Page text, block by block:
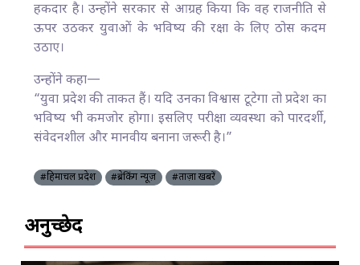
हकदार है। उन्होंने सरकार से आग्रह किया कि वह राजनीति से
ऊपर उठकर युवाओं के भविष्य की रक्षा के लिए ठोस कदम
उठाए।
उन्होंने कहा—
“युवा प्रदेश की ताकत हैं। यदि उनका विश्वास टूटेगा तो प्रदेश का
भविष्य भी कमजोर होगा। इसलिए परीक्षा व्यवस्था को पारदर्शी,
संवेदनशील और मानवीय बनाना जरूरी है।”
#हिमाचल प्रदेश #ब्रेकिंग न्यूज़ #ताज़ा खबरें
अनुच्छेद